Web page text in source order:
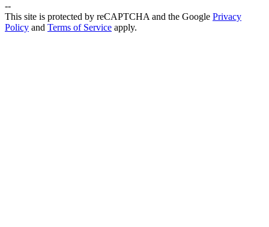
--
This site is protected by reCAPTCHA and the Google Privacy
Policy and Terms of Service apply.